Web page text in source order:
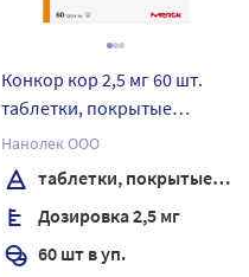
Конкор кор 2,5 мг 60 шт.
таблетки, покрытые
пленочной оболочкой
Нанолек ООО
таблетки, покрытые пленочной оболочкой
Дозировка 2,5 мг
60 шт в уп.